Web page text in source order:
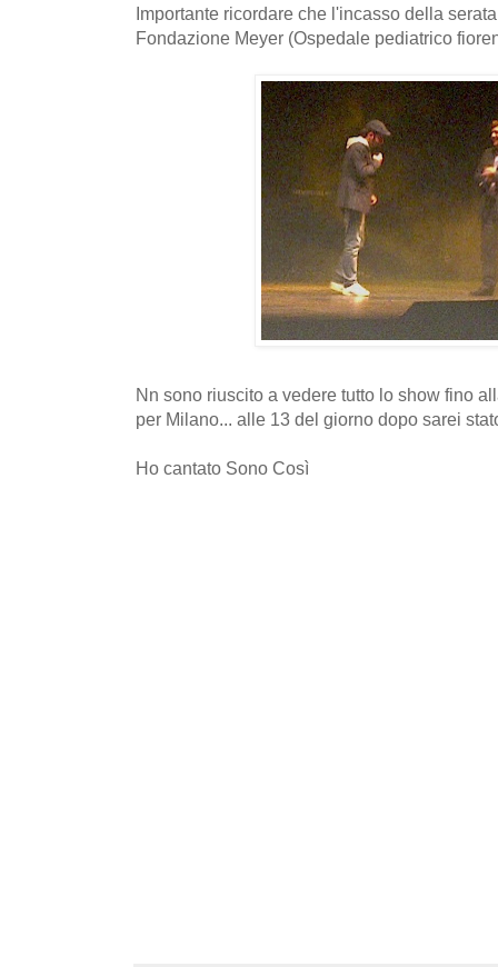
Importante ricordare che l'incasso della
Fondazione Meyer (Ospedale pediatrico
Nn sono riuscito a vedere tutto lo show fino
per Milano... alle 13 del giorno dopo sarei
Ho cantato Sono Così